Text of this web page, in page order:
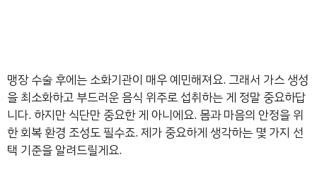
맹장 수술 후에는 소화기관이 매우 예민해져요. 그래서 가스 생성
을 최소화하고 부드러운 음식 위주로 섭취하는 게 정말 중요하답
니다. 하지만 식단만 중요한 게 아니에요. 몸과 마음의 안정을 위
한 회복 환경 조성도 필수죠. 제가 중요하게 생각하는 몇 가지 선
택 기준을 알려드릴게요.